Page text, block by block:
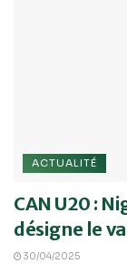
ACTUALITÉ
CAN U20 :
désigne le
30/04/2025